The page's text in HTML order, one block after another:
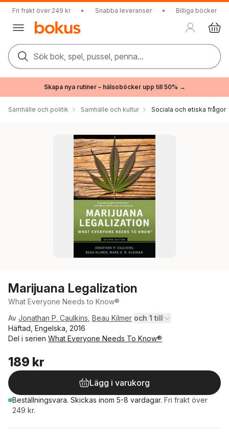
Fri frakt över 249 kr • Snabba leveranser • Billiga böcker
Sök bok, spel, pussel, penna...
Skapa nya rutiner – hälsoböcker upp till 50% →
Samhälle och politik Samhälle och kultur Sociala och etiska frågor
Marijuana Legalization
What Everyone Needs to Know®
Av Jonathan P. Caulkins Beau Kilmer och 1 till
Häftad, Engelska, 2016
Del i serien What Everyone Needs To Know®
189 kr
Lägg i varukorg
Beställningsvara. Skickas inom 5-8 vardagar. Fri frakt över
249 kr.